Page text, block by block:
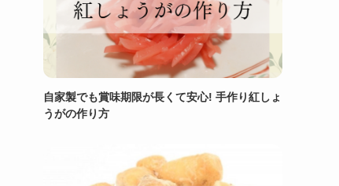
自家製でも賞味期限が長くて安心! 手作り紅しょ
うがの作り方